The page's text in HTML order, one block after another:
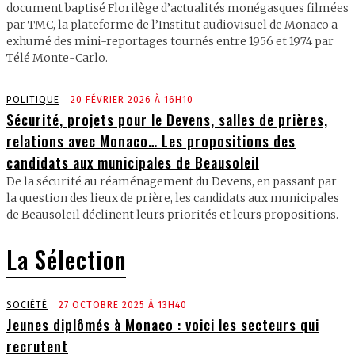
document baptisé Florilège d’actualités monégasques filmées
par TMC, la plateforme de l’Institut audiovisuel de Monaco a
exhumé des mini-reportages tournés entre 1956 et 1974 par
Télé Monte-Carlo.
POLITIQUE 20 FÉVRIER 2026 À 16H10
Sécurité, projets pour le Devens, salles de prières,
relations avec Monaco… Les propositions des
candidats aux municipales de Beausoleil
De la sécurité au réaménagement du Devens, en passant par
la question des lieux de prière, les candidats aux municipales
de Beausoleil déclinent leurs priorités et leurs propositions.
La Sélection
SOCIÉTÉ 27 OCTOBRE 2025 À 13H40
Jeunes diplômés à Monaco : voici les secteurs qui
recrutent